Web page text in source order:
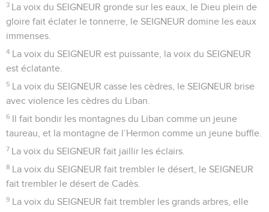
3 La voix du SEIGNEUR gronde sur les eaux, le Dieu plein de
gloire fait éclater le tonnerre, le SEIGNEUR domine les eaux
immenses.
4 La voix du SEIGNEUR est puissante, la voix du SEIGNEUR
est éclatante.
5 La voix du SEIGNEUR casse les cèdres, le SEIGNEUR brise
avec violence les cèdres du Liban.
6 Il fait bondir les montagnes du Liban comme un jeune
taureau, et la montagne de l’Hermon comme un jeune buffle.
7 La voix du SEIGNEUR fait jaillir les éclairs.
8 La voix du SEIGNEUR fait trembler le désert, le SEIGNEUR
fait trembler le désert de Cadès.
9 La voix du SEIGNEUR fait trembler les grands arbres, elle